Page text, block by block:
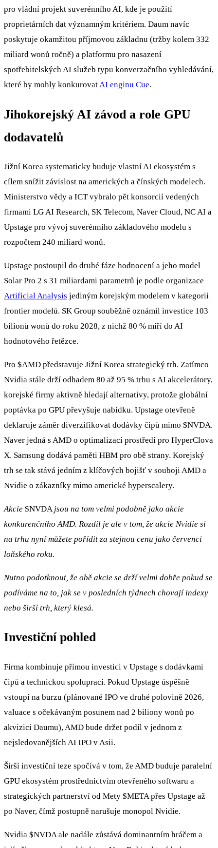
pro vládní projekt suverénního AI, kde je použití
proprietárních dat významným kritériem. Daum navíc
poskytuje okamžitou příjmovou základnu (tržby kolem 332
miliard wonů ročně) a platformu pro nasazení
spotřebitelských AI služeb typu konverzačního vyhledávání,
které by mohly konkurovatAI enginu Cue.
Jihokorejský AI závod a role GPU
dodavatelů
Jižní Korea systematicky buduje vlastní AI ekosystém s
cílem snížit závislost na amerických a čínských modelech.
Ministerstvo vědy a ICT vybralo pět konsorcií vedených
firmami LG AI Research, SK Telecom, Naver Cloud, NC AI a
Upstage pro vývoj suverénního základového modelu s
rozpočtem 240 miliard wonů.
Upstage postoupil do druhé fáze hodnocení a jeho model
Solar Pro 2 s 31 miliardami parametrů je podle organizace
Artificial Analysis jediným korejským modelem v kategorii
frontier modelů. SK Group souběžně oznámil investice 103
bilionů wonů do roku 2028, z nichž 80 % míří do AI
hodnotového řetězce.
Pro $AMD představuje Jižní Korea strategický trh. Zatímco
Nvidia stále drží odhadem 80 až 95 % trhu s AI akcelerátory,
korejské firmy aktivně hledají alternativy, protože globální
poptávka po GPU převyšuje nabídku. Upstage otevřeně
deklaruje záměr diverzifikovat dodávky čipů mimo $NVDA.
Naver jedná s AMD o optimalizaci prostředí pro HyperClova
X. Samsung dodává paměti HBM pro obě strany. Korejský
trh se tak stává jedním z klíčových bojišť v souboji AMD a
Nvidie o zákazníky mimo americké hyperscalery.
Akcie $NVDA jsou na tom velmi podobně jako akcie
konkurenčního AMD. Rozdíl je ale v tom, že akcie Nvidie si
na trhu nyní můžete pořídit za stejnou cenu jako červenci
loňského roku.
Nutno podotknout, že obě akcie se drží velmi dobře pokud se
podíváme na to, jak se v posledních týdnech chovají indexy
nebo širší trh, který klesá.
Investiční pohled
Firma kombinuje přímou investici v Upstage s dodávkami
čipů a technickou spoluprací. Pokud Upstage úspěšně
vstoupí na burzu (plánované IPO ve druhé polovině 2026,
valuace s očekávaným posunem nad 2 biliony wonů po
akvizici Daumu), AMD bude držet podíl v jednom z
nejsledovanějších AI IPO v Asii.
Širší investiční teze spočívá v tom, že AMD buduje paralelní
GPU ekosystém prostřednictvím otevřeného softwaru a
strategických partnerství od Mety $META přes Upstage až
po Naver, čímž postupně narušuje monopol Nvidie.
Nvidia $NVDA ale nadále zůstává dominantním hráčem a